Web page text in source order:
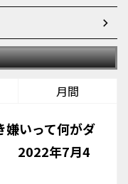
月間
嫌いって何がダ
2022年7月4